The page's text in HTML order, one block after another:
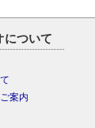
について
案内